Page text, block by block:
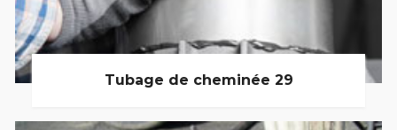
Tubage de cheminée 29